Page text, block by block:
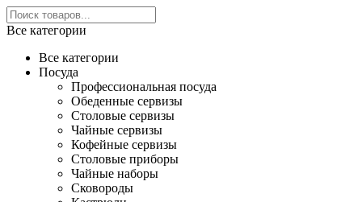
Все категории
Все категории
Посуда
Профессиональная посуда
Обеденные сервизы
Столовые сервизы
Чайные сервизы
Кофейные сервизы
Столовые приборы
Чайные наборы
Сковороды